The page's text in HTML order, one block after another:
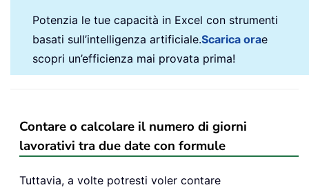
Potenzia le tue capacità in Excel con strumenti
basati sull’intelligenza artificiale.Scarica orae
scopri un’efficienza mai provata prima!
Contare o calcolare il numero di giorni
lavorativi tra due date con formule
Tuttavia, a volte potresti voler contare